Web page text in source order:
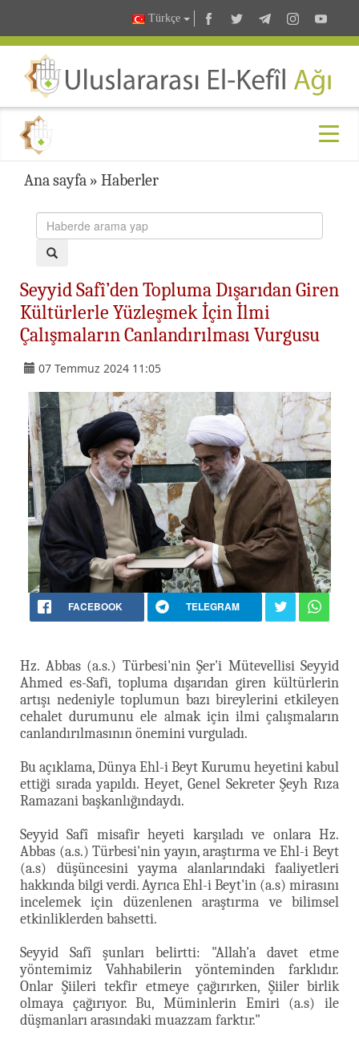
Türkçe
Ana sayfa » Haberler
Seyyid Safî’den Topluma Dışarıdan Giren
Kültürlerle Yüzleşmek İçin İlmi
Çalışmaların Canlandırılması Vurgusu
07 Temmuz 2024 11:05
FACEBOOK TELEGRAM
Hz. Abbas (a.s.) Türbesi'nin Şer'i Mütevellisi Seyyid
Ahmed es-Safi, topluma dışarıdan giren kültürlerin
artışı nedeniyle toplumun bazı bireylerini etkileyen
cehalet durumunu ele almak için ilmi çalışmaların
canlandırılmasının önemini vurguladı.
Bu açıklama, Dünya Ehl-i Beyt Kurumu heyetini kabul
ettiği sırada yapıldı. Heyet, Genel Sekreter Şeyh Rıza
Ramazani başkanlığındaydı.
Seyyid Safî misafir heyeti karşıladı ve onlara Hz.
Abbas (a.s.) Türbesi'nin yayın, araştırma ve Ehl-i Beyt
(a.s) düşüncesini yayma alanlarındaki faaliyetleri
hakkında bilgi verdi. Ayrıca Ehl-i Beyt'in (a.s) mirasını
incelemek için düzenlenen araştırma ve bilimsel
etkinliklerden bahsetti.
Seyyid Safî şunları belirtti: "Allah'a davet etme
yöntemimiz Vahhabilerin yönteminden farklıdır.
Onlar Şiileri tekfir etmeye çağırırken, Şiiler birlik
olmaya çağırıyor. Bu, Müminlerin Emiri (a.s) ile
düşmanları arasındaki muazzam farktır."